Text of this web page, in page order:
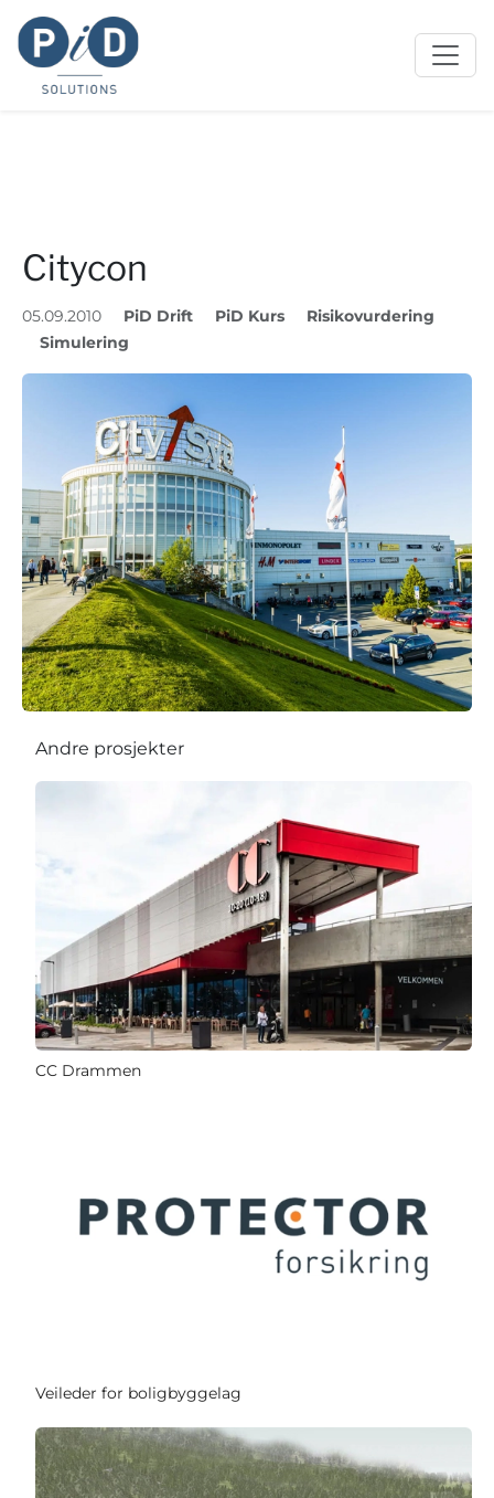
Citycon
05.09.2010 PiD Drift PiD Kurs
Risikovurdering
Simulering
Andre prosjekter
CC Drammen
Veileder for boligbyggelag